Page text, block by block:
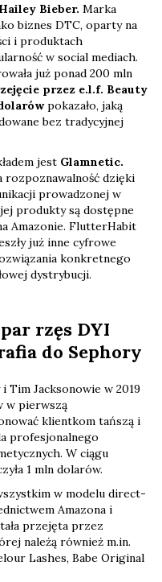
Bieber. Marka
biznes DTC, oparty na
i produktach
w social mediach.
już ponad 200 mln
przez e.l.f. Beauty
pokazało, jaką
bez tradycyjnej
jest Glamnetic.
rozpoznawalność dzięki
prowadzonej w
produkty są dostępne
Amazonie. FlutterHabit
już inne cyfrowe
konkretnego
dystrybucji.
rzęs DYI
do Sephory
Tim Jacksonowie w 2019
w pierwszą
klientkom tańszą i
profesjonalnego
W ciągu
1 mln dolarów.
w modelu direct-
Amazona i
przejęta przez
należą również m.in.
Lashes, Babe Original